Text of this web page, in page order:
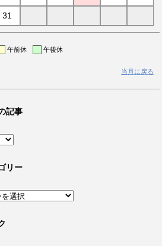
31
午前休 午後休
当月に戻る
記事
リー